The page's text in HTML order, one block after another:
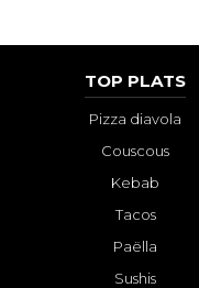
TOP PLATS
Pizza diavola
Couscous
Kebab
Tacos
Paëlla
Sushis